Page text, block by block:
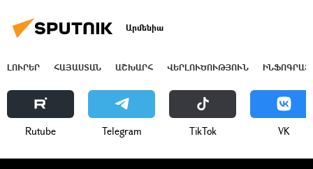
Արմենիա
ԼՈՒՐԵՐ ՀԱՅԱՍՏԱՆ ԱՇԽԱՐՀ ՎԵՐԼՈՒԾՈՒԹՅՈՒՆ
Rutube Telegram ТikТоk VK